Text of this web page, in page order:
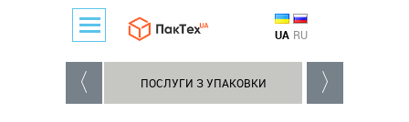
UA RU
ПОСЛУГИ З УПАКОВКИ